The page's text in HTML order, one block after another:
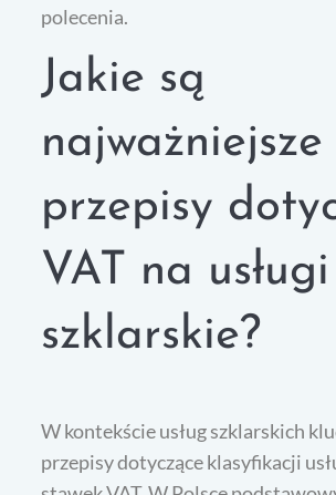
polecenia.
Jakie są
najważniejsze
przepisy
VAT na usługi
szklarskie?
W kontekście usług szklarskich
przepisy dotyczące klasyfikacji